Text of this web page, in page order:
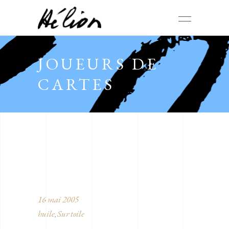
JOUEURS DE
CARTES
16 mai 2005
huile, Sur toile